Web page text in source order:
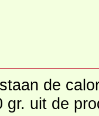
de
gr. uit de